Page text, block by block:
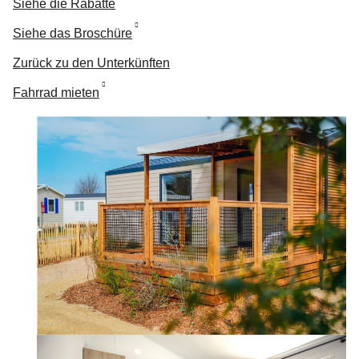
Siehe die Rabatte
Siehe das Broschüre
Zurück zu den Unterkünften
Fahrrad mieten